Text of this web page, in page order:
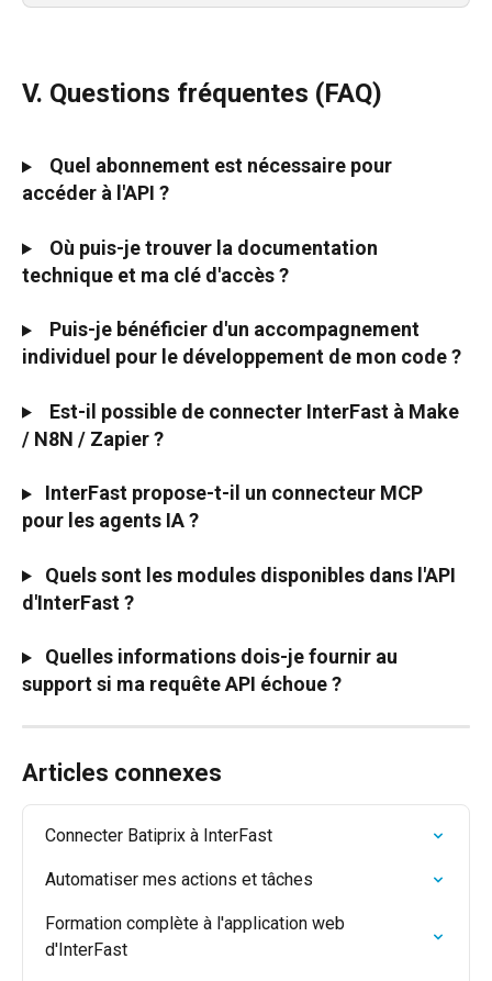
V. Questions fréquentes (FAQ)
Quel abonnement est nécessaire pour
accéder à l'API ?
Où puis-je trouver la documentation
technique et ma clé d'accès ?
Puis-je bénéficier d'un accompagnement
individuel pour le développement de mon code ?
Est-il possible de connecter InterFast à Make
/ N8N / Zapier ?
InterFast propose-t-il un connecteur MCP
pour les agents IA ?
Quels sont les modules disponibles dans l'API
d'InterFast ?
Quelles informations dois-je fournir au
support si ma requête API échoue ?
Articles connexes
Connecter Batiprix à InterFast
Automatiser mes actions et tâches
Formation complète à l'application web
d'InterFast